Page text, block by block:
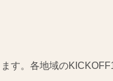
す。各地域の